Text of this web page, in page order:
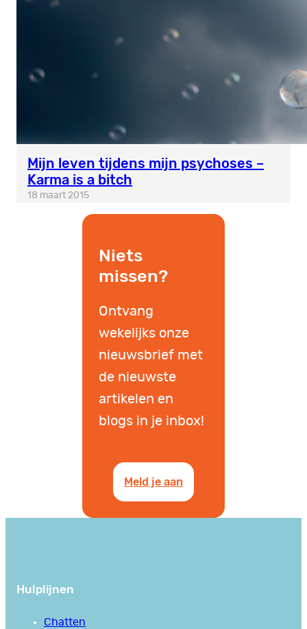
Mijn leven tijdens mijn psychoses –
Karma is a bitch
18 maart 2015
Niets
missen?
Ontvang
wekelijks onze
nieuwsbrief met
de nieuwste
artikelen en
blogs in je inbox!
Meld je aan
Hulplijnen
Chatten